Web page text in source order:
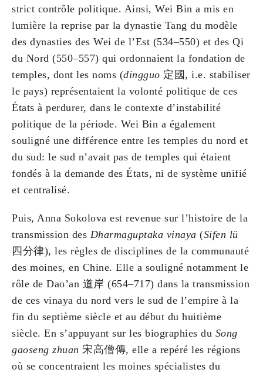
strict contrôle politique. Ainsi, Wei Bin a mis en
lumière la reprise par la dynastie Tang du modèle
des dynasties des Wei de l’Est (534–550) et des Qi
du Nord (550–557) qui ordonnaient la fondation de
temples, dont les noms (dingguo 定國, i.e. stabiliser
le pays) représentaient la volonté politique de ces
États à perdurer, dans le contexte d’instabilité
politique de la période. Wei Bin a également
souligné une différence entre les temples du nord et
du sud: le sud n’avait pas de temples qui étaient
fondés à la demande des États, ni de système unifié
et centralisé.
Puis, Anna Sokolova est revenue sur l’histoire de la
transmission des Dharmaguptaka vinaya (Sifen lü
四分律), les règles de disciplines de la communauté
des moines, en Chine. Elle a souligné notamment le
rôle de Dao’an 道岸 (654–717) dans la transmission
de ces vinaya du nord vers le sud de l’empire à la
fin du septième siècle et au début du huitième
siècle. En s’appuyant sur les biographies du Song
gaoseng zhuan 宋高僧傳, elle a repéré les régions
où se concentraient les moines spécialistes du